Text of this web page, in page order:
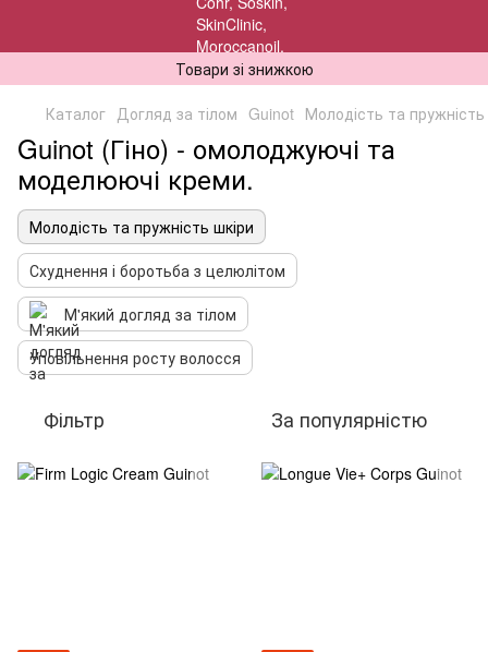
Товари зі знижкою
Каталог Догляд за тілом Guinot Молодість та пружність
Guinot (Гіно) - омолоджуючі та
моделюючі креми.
Молодість та пружність шкіри
Схуднення і боротьба з целюлітом
М'який догляд за тілом
Уповільнення росту волосся
Фільтр За популярністю